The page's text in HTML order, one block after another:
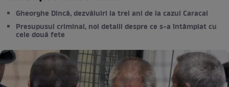
Gheorghe Dincă, dezvăluiri la trei ani de la cazul Caracal
Presupusul criminal, noi detalii despre ce s-a întâmplat cu
cele două fete